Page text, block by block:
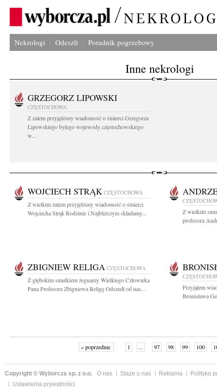
Nekrologi Odeszli Poradnik pogrzebowy
Inne nekrologi
GRZEGORZ LIPOWSKI
CZĘSTOCHOWA
Z żalem przyjęliśmy wiadomość o śmierci Grzegorza
Lipowskiego byłego wojewody częstochowskiego
w...
WOJCIECH STRĄK CZĘSTOCHOWA
Z wielkim żalem przyjęliśmy wiadomość o śmierci
Wojciecha Strąk Rodzinie i Najbliższym składamy...
Z wielkim
profesora
ZBIGNIEW RELIGA CZĘSTOCHOWA
Z głębokim smutkiem żegnamy Wielkiego Człowieka
Pana Profesora Zbigniewa Religę Odszedł od nas...
Przyjąłem
Bronisława
« poprzednie 1 ... 97 98 99 100
Copyright © Wyborcza sp. z o.o. O nas Staże u nas Reklama
Polityka
Ustawienia prywatności